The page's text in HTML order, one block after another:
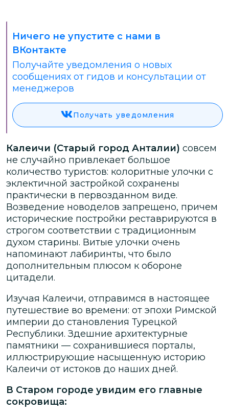
Ничего не упустите с нами в
ВКонтакте
Получайте уведомления о новых
сообщениях от гидов и консультации от
менеджеров
Получать уведомления
Калеичи (Старый город Анталии) совсем
не случайно привлекает большое
количество туристов: колоритные улочки с
эклектичной застройкой сохранены
практически в первозданном виде.
Возведение новоделов запрещено, причем
исторические постройки реставрируются в
строгом соответствии с традиционным
духом старины. Витые улочки очень
напоминают лабиринты, что было
дополнительным плюсом к обороне
цитадели.
Изучая Калеичи, отправимся в настоящее
путешествие во времени: от эпохи Римской
империи до становления Турецкой
Республики. Здешние архитектурные
памятники — сохранившиеся порталы,
иллюстрирующие насыщенную историю
Калеичи от истоков до наших дней.
В Старом городе увидим его главные
сокровища: